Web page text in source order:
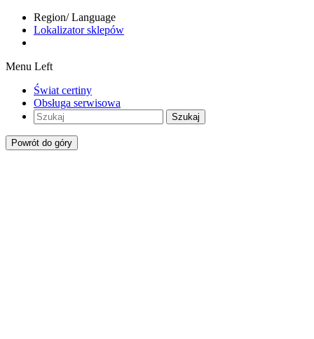
Region/ Language
Lokalizator sklepów
Menu Left
Świat certiny
Obsługa serwisowa
Szukaj
Powrót do góry